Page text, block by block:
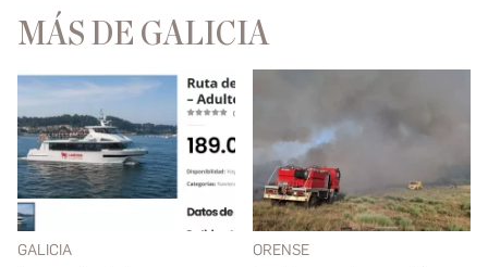
MÁS DE GALICIA
GALICIA ORENSE